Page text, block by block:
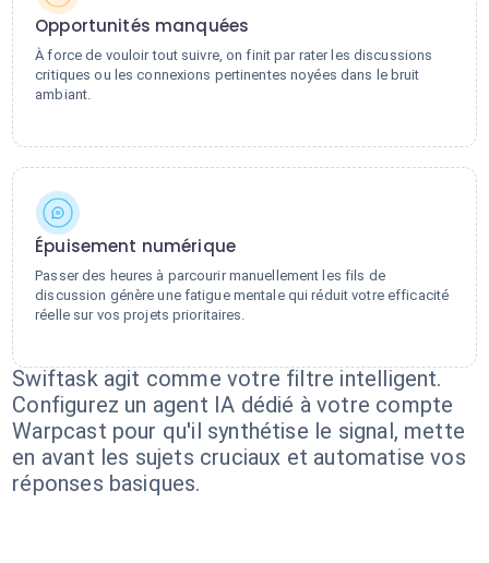
Opportunités manquées
À force de vouloir tout suivre, on finit par rater les discussions
critiques ou les connexions pertinentes noyées dans le bruit
ambiant.
Épuisement numérique
Passer des heures à parcourir manuellement les fils de
discussion génère une fatigue mentale qui réduit votre efficacité
réelle sur vos projets prioritaires.
Swiftask agit comme votre filtre intelligent.
Configurez un agent IA dédié à votre compte
Warpcast pour qu'il synthétise le signal, mette
en avant les sujets cruciaux et automatise vos
réponses basiques.